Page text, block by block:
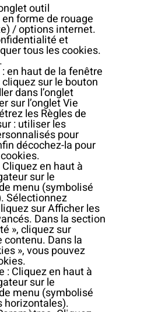
outil
forme de rouage
/ options internet.
et
tous les cookies.
en haut de la fenêtre
sur le bouton
dans l’onglet
sur l’onglet Vie
les Règles de
: utiliser les
pour
décochez-la pour
en haut à
sur le
menu (symbolisé
Sélectionnez
sur Afficher les
Dans la section
», cliquez sur
contenu. Dans la
», vous pouvez
: Cliquez en haut à
sur le
menu (symbolisé
horizontales).